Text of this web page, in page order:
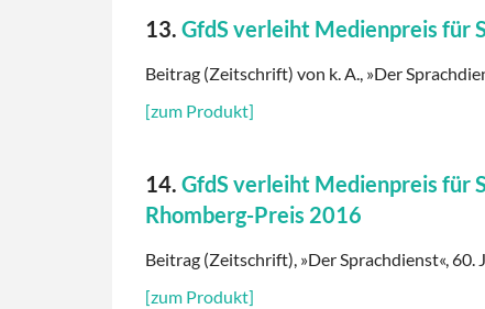
13. GfdS verleiht Medienpreis für
Beitrag (Zeitschrift) von k. A., »Der
[zum Produkt]
14. GfdS verleiht Medienpreis für
Rhomberg-Preis 2016
Beitrag (Zeitschrift), »Der Sprachdienst«, 60.
[zum Produkt]